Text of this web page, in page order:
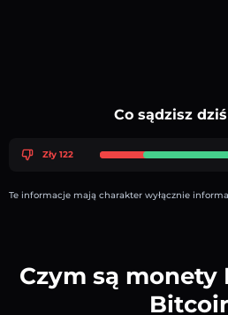
Co sądzisz dziś
Zły 122
Te informacje mają charakter wyłącznie
Czym są monety